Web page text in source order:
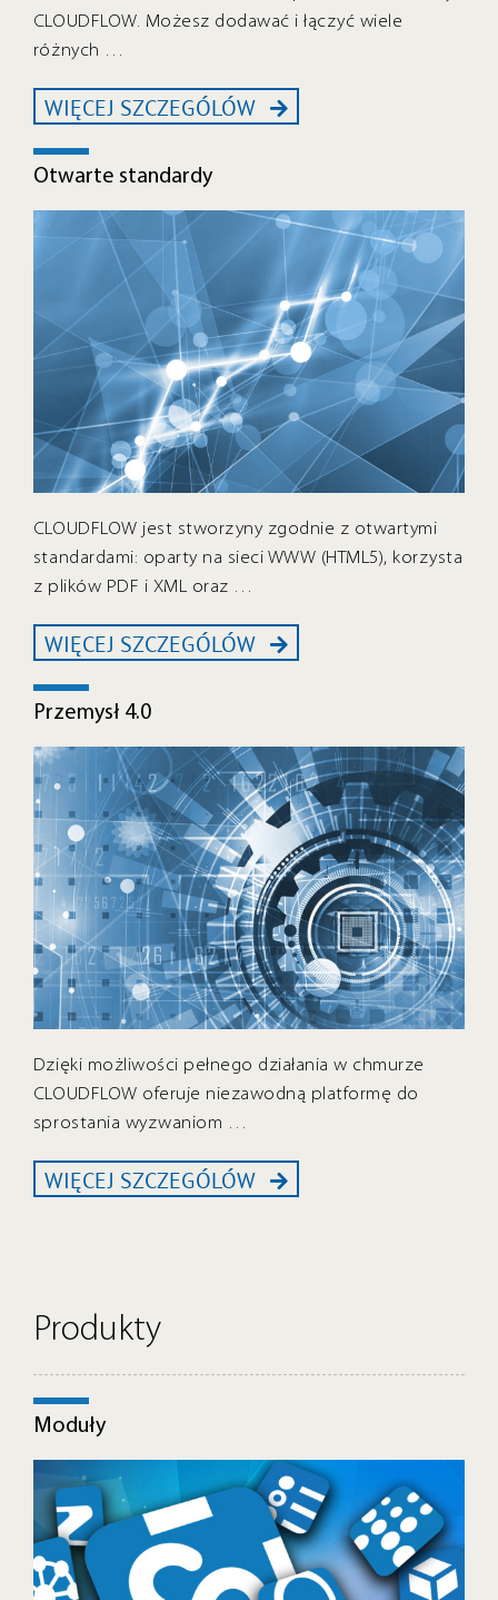
CLOUDFLOW. Możesz dodawać i łączyć wiele
różnych …
WIĘCEJ SZCZEGÓLÓW
Otwarte standardy
CLOUDFLOW jest stworzyny zgodnie z otwartymi
standardami: oparty na sieci WWW (HTML5), korzysta
z plików PDF i XML oraz …
WIĘCEJ SZCZEGÓLÓW
Przemysł 4.0
Dzięki możliwości pełnego działania w chmurze
CLOUDFLOW oferuje niezawodną platformę do
sprostania wyzwaniom …
WIĘCEJ SZCZEGÓLÓW
Produkty
Moduły